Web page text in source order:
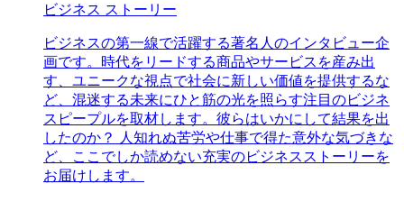
ビジネス ストーリー
ビジネスの第一線で活躍する著名人のインタビュー企
画です。時代をリードする商品やサービスを産み出
す、ユニークな視点で社会に新しい価値を提供するな
ど、混迷する未来にひと筋の光を照らす注目のビジネ
スピープルを取材します。彼らはいかにして結果を出
したのか？ 人知れぬ苦労や仕事で得た意外な気づきな
ど、ここでしか読めない充実のビジネスストーリーを
お届けします。